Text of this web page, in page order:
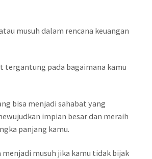
musuh dalam rencana keuangan
tergantung pada bagaimana kamu
bisa menjadi sahabat yang
impian besar dan meraih
panjang kamu.
menjadi musuh jika kamu tidak bijak